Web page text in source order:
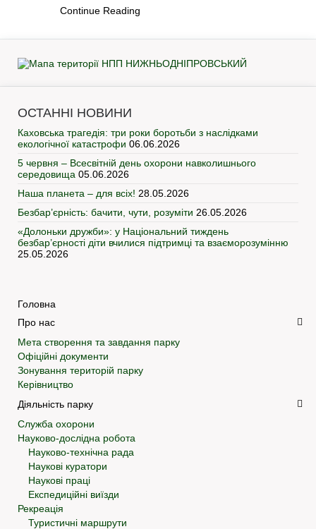
Continue Reading
ОСТАННІ НОВИНИ
Каховська трагедія: три роки боротьби з наслідками
екологічної катастрофи 06.06.2026
5 червня – Всесвітній день охорони навколишнього
середовища 05.06.2026
Наша планета – для всіх! 28.05.2026
Безбар’єрність: бачити, чути, розуміти 26.05.2026
«Долоньки дружби»: у Національний тиждень
безбар’єрності діти вчилися підтримці та взаєморозумінню
25.05.2026
Головна
Про нас
Мета створення та завдання парку
Офіційні документи
Зонування територій парку
Керівництво
Діяльність парку
Служба охорони
Науково-дослідна робота
Науково-технічна рада
Наукові куратори
Наукові праці
Експедиційні виїзди
Рекреація
Туристичні маршрути